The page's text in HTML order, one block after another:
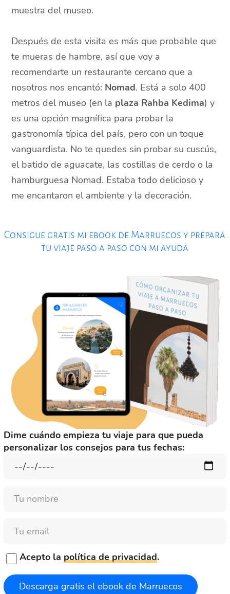
muestra del museo.
Después de esta visita es más que probable que
te mueras de hambre, así que voy a
recomendarte un restaurante cercano que a
nosotros nos encantó: Nomad. Está a solo 400
metros del museo (en la plaza Rahba Kedima) y
es una opción magnífica para probar la
gastronomía típica del país, pero con un toque
vanguardista. No te quedes sin probar su cuscús,
el batido de aguacate, las costillas de cerdo o la
hamburguesa Nomad. Estaba todo delicioso y
me encantaron el ambiente y la decoración.
Consigue gratis mi ebook de Marruecos y prepara
tu viaje paso a paso con mi ayuda
Dime cuándo empieza tu viaje para que pueda
personalizar los consejos para tus fechas:
Acepto la política de privacidad.